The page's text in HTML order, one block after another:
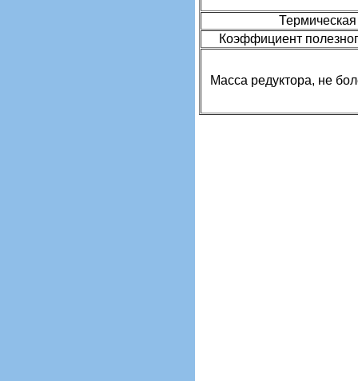
Коэффициент
Масса редуктора, не